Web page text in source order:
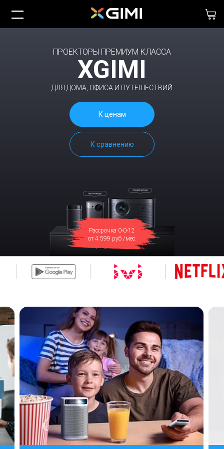
ПРОЕКТОРЫ ПРЕМИУМ КЛАССА
XGIMI
ДЛЯ ДОМА, ОФИСА И ПУТЕШЕСТВИЙ
К ценам
К сравнению
Рассрочка 0-0-12
от 4 599 руб./мес.